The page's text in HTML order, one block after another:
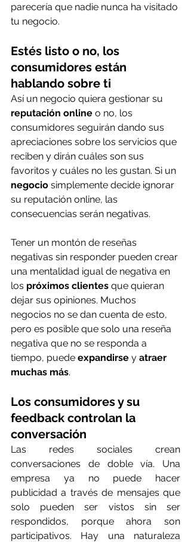
parecería que nadie nunca ha visitado
tu negocio.
Estés listo o no, los
consumidores están
hablando sobre ti
Así un negocio quiera gestionar su
reputación online o no, los
consumidores seguirán dando sus
apreciaciones sobre los servicios que
reciben y dirán cuáles son sus
favoritos y cuáles no les gustan. Si un
negocio simplemente decide ignorar
su reputación online, las
consecuencias serán negativas.
Tener un montón de reseñas
negativas sin responder pueden crear
una mentalidad igual de negativa en
los próximos clientes que quieran
dejar sus opiniones. Muchos
negocios no se dan cuenta de esto,
pero es posible que solo una reseña
negativa que no se responda a
tiempo, puede expandirse y atraer
muchas más.
Los consumidores y su
feedback controlan la
conversación
Las redes sociales crean
conversaciones de doble vía. Una
empresa ya no puede hacer
publicidad a través de mensajes que
solo pueden ser vistos sin ser
respondidos, porque ahora son
participativos. Hay una naturaleza